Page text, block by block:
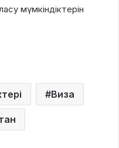
мүмкіндіктерін
Виза